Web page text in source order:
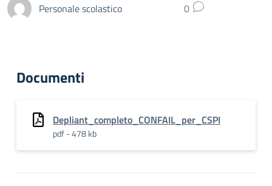
Personale scolastico 0
Documenti
Depliant_completo_CONFAIL_per_CSPI
pdf - 478 kb